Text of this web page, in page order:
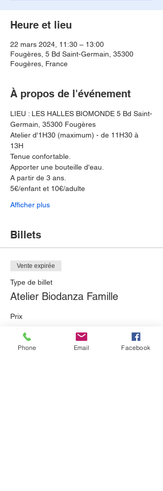
Heure et lieu
22 mars 2024, 11:30 – 13:00
Fougères, 5 Bd Saint-Germain, 35300
Fougères, France
À propos de l'événement
LIEU : LES HALLES BIOMONDE 5 Bd Saint-
Germain, 35300 Fougères
Atelier d'1H30 (maximum) - de 11H30 à
13H
Tenue confortable.
Apporter une bouteille d'eau.
A partir de 3 ans.
5€/enfant et 10€/adulte
Afficher plus
Billets
Vente expirée
Type de billet
Atelier Biodanza Famille
Prix
De 5,00 € à 10,00 €
Phone Email Facebook